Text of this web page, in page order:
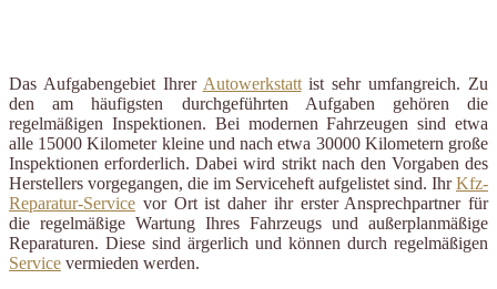
Das Aufgabengebiet Ihrer Autowerkstattist sehr umfangreich. Zu
den am häufigsten durchgeführten Aufgaben gehören die
regelmäßigen Inspektionen. Bei modernen Fahrzeugen sind etwa
alle 15000 Kilometer kleine und nach etwa 30000 Kilometern große
Inspektionen erforderlich. Dabei wird strikt nach den Vorgaben des
Herstellers vorgegangen, die im Serviceheft aufgelistet sind. IhrKfz-
Reparatur-Service vor Ort ist daher ihr erster Ansprechpartner für
die regelmäßige Wartung Ihres Fahrzeugs und außerplanmäßige
Reparaturen. Diese sind ärgerlich und können durch regelmäßigen
Service vermieden werden.